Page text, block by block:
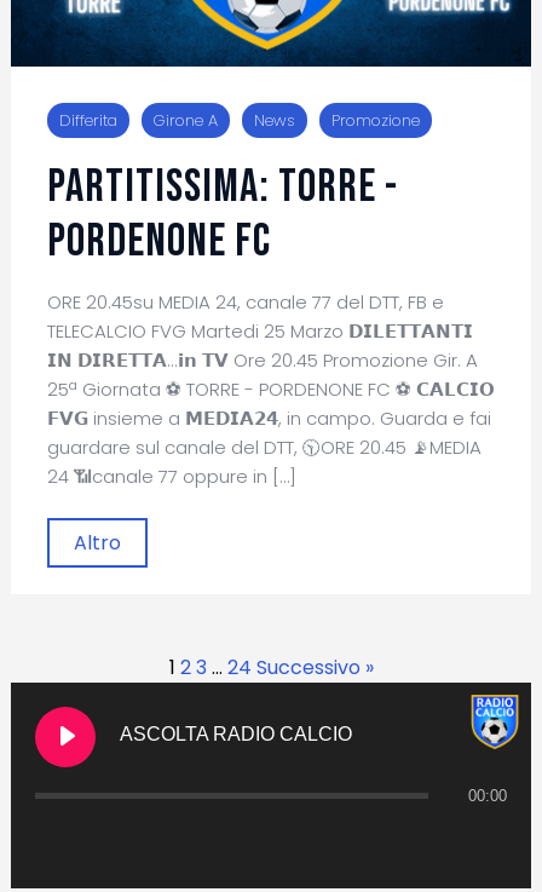
Differita Girone A News Promozione
PARTITISSIMA: TORRE -
PORDENONE FC
ORE 20.45su MEDIA 24, canale 77 del DTT, FB e
TELECALCIO FVG Martedi 25 Marzo 𝗗𝗜𝗟𝗘𝗧𝗧𝗔𝗡𝗧𝗜
𝗜𝗡 𝗗𝗜𝗥𝗘𝗧𝗧𝗔...𝗶𝗻 𝗧𝗩 Ore 20.45 Promozione Gir. A
25ª Giornata ⚽ TORRE - PORDENONE FC ⚽ 𝗖𝗔𝗟𝗖𝗜𝗢
𝗙𝗩𝗚 insieme a 𝗠𝗘𝗗𝗜𝗔𝟮𝟰, in campo. Guarda e fai
guardare sul canale del DTT, 🕥ORE 20.45 📡MEDIA
24 📶canale 77 oppure in […]
Altro
1 23 … 24 Successivo »
ASCOLTA RADIO CALCIO
00:00